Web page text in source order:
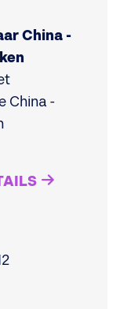
China -
China -